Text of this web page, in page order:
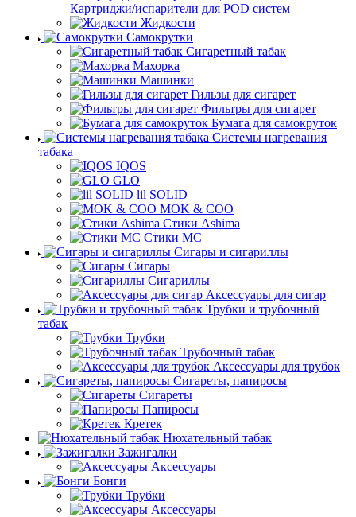
Картриджи/испарители для POD систем
Жидкости
Самокрутки
Сигаретный табак
Махорка
Машинки
Гильзы для сигарет
Фильтры для сигарет
Бумага для самокруток
Системы нагревания
табака
IQOS
GLO
lil SOLID
MOK & COO
Стики Ashima
Стики MC
Сигары и сигариллы
Сигары
Сигариллы
Аксессуары для сигар
Трубки и трубочный
табак
Трубки
Трубочный табак
Аксессуары для трубок
Сигареты, папиросы
Сигареты
Папиросы
Кретек
Нюхательный табак
Зажигалки
Аксессуары
Бонги
Трубки
Аксессуары